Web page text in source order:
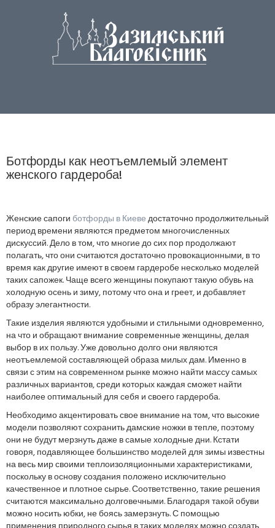
Ботфорды как неотъемлемый элемент
женского гардероба!
Женские сапоги ботфорды в Киеведостаточно продолжительный
период времени являются предметом многочисленных
дискуссий. Дело в том, что многие до сих пор продолжают
полагать, что они считаются достаточно провокационными, в то
время как другие имеют в своем гардеробе несколько моделей
таких сапожек. Чаще всего женщины покупают такую обувь на
холодную осень и зиму, потому что она и греет, и добавляет
образу элегантности.
Такие изделия являются удобными и стильными одновременно,
на что и обращают внимание современные женщины, делая
выбор в их пользу. Уже довольно долго они являются
неотъемлемой составляющей образа милых дам. Именно в
связи с этим на современном рынке можно найти массу самых
различных вариантов, среди которых каждая сможет найти
наиболее оптимальный для себя и своего гардероба.
Необходимо акцентировать свое внимание на том, что высокие
модели позволяют сохранить дамские ножки в тепле, поэтому
они не будут мерзнуть даже в самые холодные дни. Кстати
говоря, подавляющее большинство моделей для зимы известны
на весь мир своими теплоизоляционными характеристиками,
поскольку в основу создания положено исключительно
качественное и плотное сырье. Соответственно, такие решения
считаются максимально долговечными. Благодаря такой обуви
можно носить юбки, не боясь замерзнуть. С помощью